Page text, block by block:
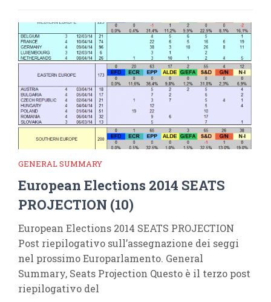
GENERAL SUMMARY
European Elections 2014 SEATS
PROJECTION (10)
European Elections 2014 SEATS PROJECTION
Post riepilogativo sull’assegnazione dei seggi
nel prossimo Europarlamento. General
Summary, Seats Projection Questo è il terzo post
riepilogativo del